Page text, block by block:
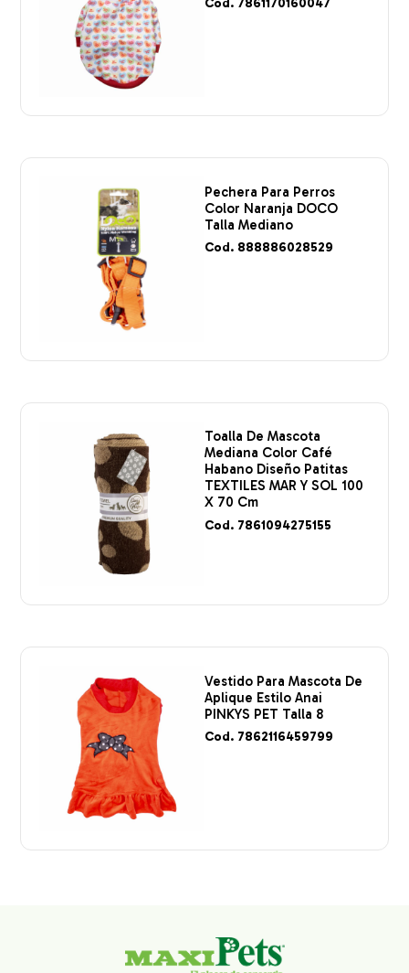
Pechera Para Perros
Color Naranja DOCO
Talla Mediano
Cod. 888886028529
Toalla De Mascota
Mediana Color Café
Habano Diseño Patitas
TEXTILES MAR Y SOL 100
X 70 Cm
Cod. 7861094275155
Vestido Para Mascota De
Aplique Estilo Anai
PINKYS PET Talla 8
Cod. 7862116459799